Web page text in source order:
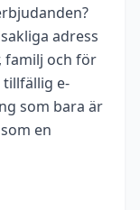
adress
familj och för
tillfällig e-
som bara är
en